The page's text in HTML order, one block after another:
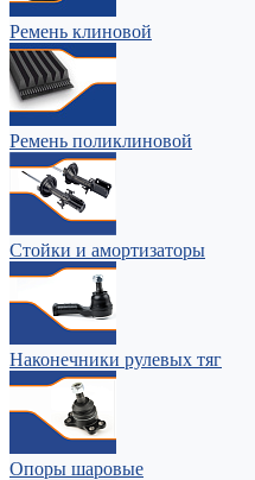
Ремень клиновой
Ремень поликлиновой
Стойки и амортизаторы
Наконечники рулевых тяг
Опоры шаровые